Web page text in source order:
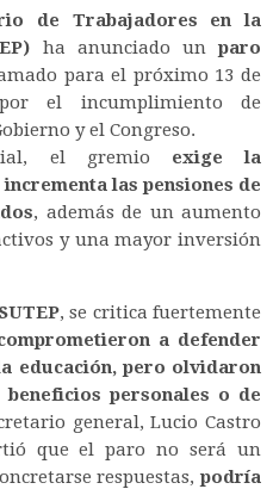
de Trabajadores en la
ha anunciado unparo
para el próximo 13 de
el incumplimiento de
y el Congreso.
el gremio exige la
las pensiones de
, además de un aumento
y una mayor inversión
, se critica fuertemente
a defender
educación, pero olvidaron
personales o de
general, Lucio Castro
que el paro no será un
respuestas, podría